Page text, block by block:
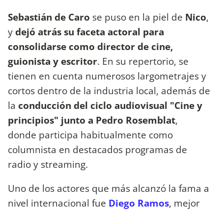
Sebastián de Caro se puso en la piel de Nico,
ydejó atrás su faceta actoral para
consolidarse como director de cine,
guionista y escritor. En su repertorio, se
tienen en cuenta numerosos largometrajes y
cortos dentro de la industria local, además de
la conducción del ciclo audiovisual "Cine y
principios" junto a Pedro Rosemblat,
donde participa habitualmente como
columnista en destacados programas de
radio y streaming.
Uno de los actores que más alcanzó la fama a
nivel internacional fue Diego Ramos, mejor